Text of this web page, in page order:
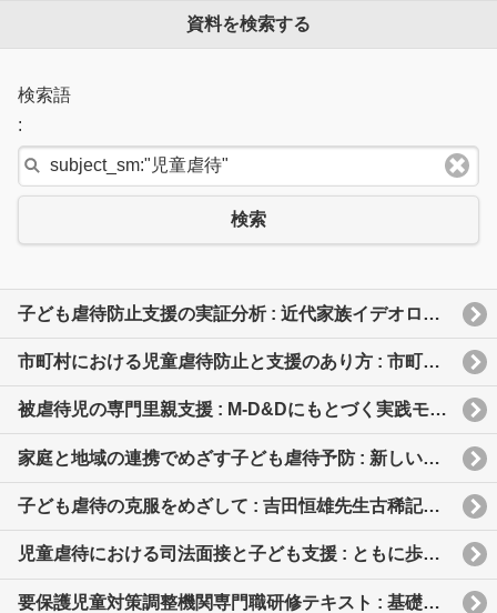
資料を検索する
検索語
:
検索
子ども虐待防止支援の実証分析 : 近代家族イデオロギーを超えて
市町村における児童虐待防止と支援のあり方 : 市町村だからこその悩みへのヒントとアイデア
被虐待児の専門里親支援 : M-D&Dにもとづく実践モデル開発
家庭と地域の連携でめざす子ども虐待予防 : 新しい実践ストラテジー
子ども虐待の克服をめざして : 吉田恒雄先生古稀記念論文集
児童虐待における司法面接と子ども支援 : ともに歩むネットワーク構築をめざして
要保護児童対策調整機関専門職研修テキスト : 基礎自治体職員向け